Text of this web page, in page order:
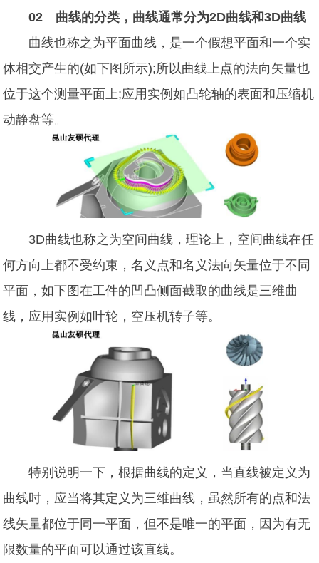
02 曲线的分类，曲线通常分为2D曲线和3D曲线
曲线也称之为平面曲线，是一个假想平面和一个实
体相交产生的(如下图所示);所以曲线上点的法向矢量也
位于这个测量平面上;应用实例如凸轮轴的表面和压缩机
动静盘等。
3D曲线也称之为空间曲线，理论上，空间曲线在任
何方向上都不受约束，名义点和名义法向矢量位于不同
平面，如下图在工件的凹凸侧面截取的曲线是三维曲
线，应用实例如叶轮，空压机转子等。
特别说明一下，根据曲线的定义，当直线被定义为
曲线时，应当将其定义为三维曲线，虽然所有的点和法
线矢量都位于同一平面，但不是唯一的平面，因为有无
限数量的平面可以通过该直线。